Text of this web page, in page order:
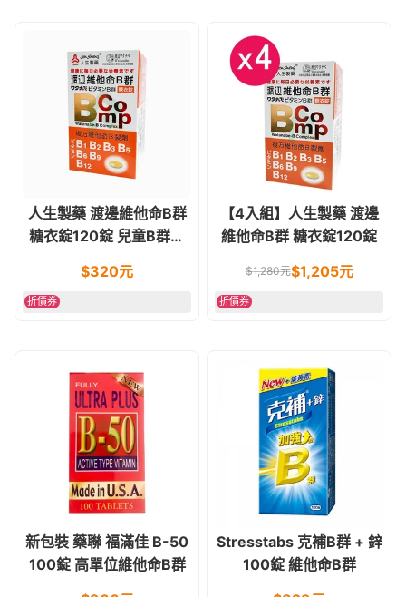
人生製藥 渡邊維他命B群
糖衣錠120錠 兒童B群亦
$320元
折價券
【4入組】人生製藥 渡邊
維他命B群 糖衣錠120錠
$1,280元$1,205元
折價券
新包裝 藥聯 福滿佳 B-50
100錠 高單位維他命B群
Stresstabs 克補B群 + 鋅
100錠 維他命B群